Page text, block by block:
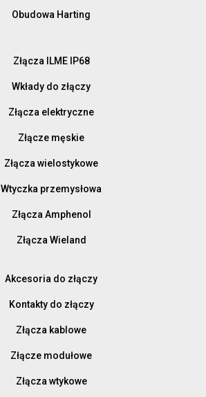
Obudowa Harting
Złącza ILME IP68
Wkłady do złączy
Złącza elektryczne
Złącze męskie
Złącza wielostykowe
Wtyczka przemysłowa
Złącza Amphenol
Złącza Wieland
Akcesoria do złączy
Kontakty do złączy
Złącza kablowe
Złącze modułowe
Złącza wtykowe